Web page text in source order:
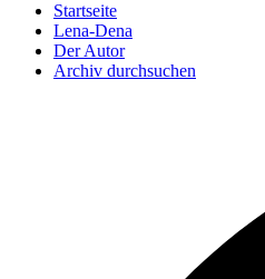
Startseite
Lena-Dena
Der Autor
Archiv durchsuchen